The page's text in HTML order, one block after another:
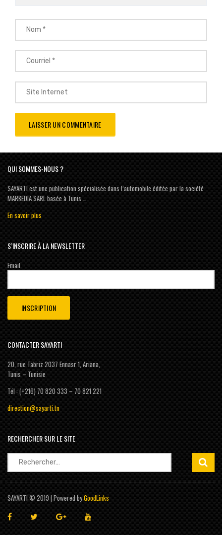
QUI SOMMES-NOUS ?
SAYARTI est une publication spécialisée dans l’automobile éditée par la société
MARKEDIA SARL basée à Tunis …
En savoir plus
S’INSCRIRE À LA NEWSLETTER
Email
CONTACTER SAYARTI
20, rue Tabriz 2037 Ennasr 1, Ariana,
Tunis – Tunisie
Tél : (+216) 70 820 333 – 70 821 221
direction@sayarti.tn
RECHERCHER SUR LE SITE
Rechercher :
SAYARTI © 2019 | Powered byGoodLinks